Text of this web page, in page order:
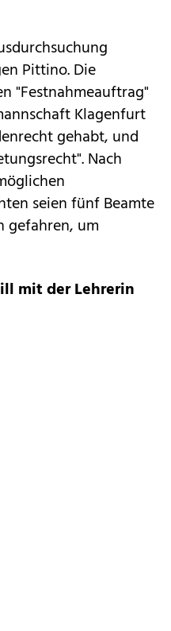
Pittino. Die
"Festnahmeauftrag"
Klagenfurt
gehabt, und
Nach
seien fünf Beamte
gefahren, um
mit der Lehrerin